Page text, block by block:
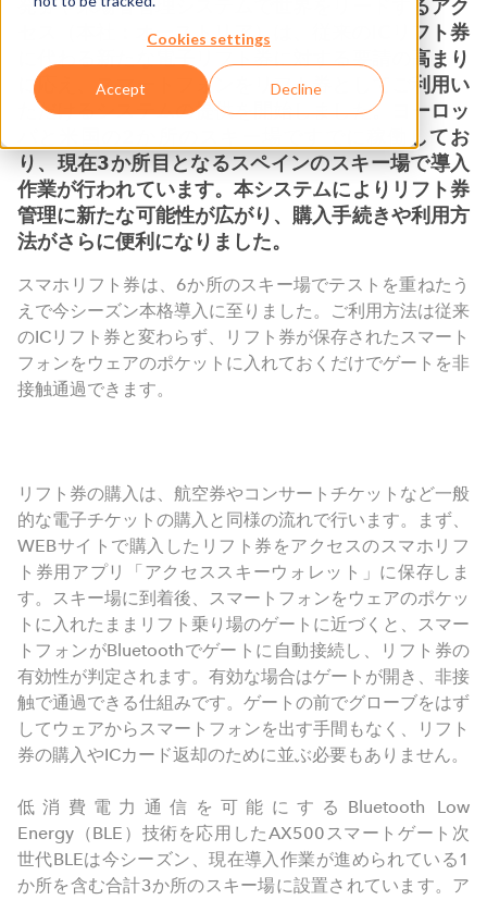
Cookies settings
Accept Decline
発券や来場者管理システムで世界をリードするアク
セス（本社：オーストリア）は、従来の
リフト券
に代わる新たな電子リフト券に対する要請の高まり
に応え、スマートフォンをリフト券としてご利用い
ただけるシステムの提供を開始しました。ヨーロッ
か所のスキー場ですでに稼働してお
り、現在3か所目となるスペインのスキー場で導入
作業が行われています。本システムによりリフト券
管理に新たな可能性が広がり、購入手続きや利用方
法がさらに便利になりました。
スマホリフト券は、6か所のスキー場でテストを重ねたう
えで今シーズン本格導入に至りました。ご利用方法は従来
のICリフト券と変わらず、リフト券が保存されたスマート
フォンをウェアのポケットに入れておくだけでゲートを非
接触通過できます。
リフト券の購入は、航空券やコンサートチケットなど一般
的な電子チケットの購入と同様の流れで行います。まず、
WEBサイトで購入したリフト券をアクセスのスマホリフ
ト券用アプリ「アクセススキーウォレット」に保存しま
す。スキー場に到着後、スマートフォンをウェアのポケッ
トに入れたままリフト乗り場のゲートに近づくと、スマー
トフォンがBluetoothでゲートに自動接続し、リフト券の
有効性が判定されます。有効な場合はゲートが開き、非接
触で通過できる仕組みです。ゲートの前でグローブをはず
してウェアからスマートフォンを出す手間もなく、リフト
券の購入やICカード返却のために並ぶ必要もありません。
低消費電力通信を可能にするBluetooth Low
Energy（BLE）技術を応用したAX500スマートゲート次
世代BLEは今シーズン、現在導入作業が進められている1
か所を含む合計3か所のスキー場に設置されています。ア